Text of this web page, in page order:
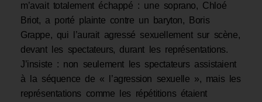
m’avait totalement échappé : une soprano, Chloé
Briot, a porté plainte contre un baryton, Boris
Grappe, qui l’aurait agressé sexuellement sur scène,
devant les spectateurs, durant les représentations.
J’insiste : non seulement les spectateurs assistaient
à la séquence de « l’agression sexuelle », mais les
représentations comme les répétitions étaient